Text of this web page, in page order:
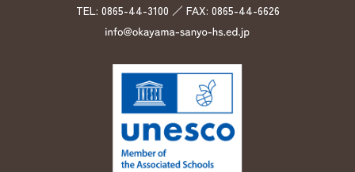
TEL: 0865-44-3100 ／ FAX: 0865-44-6626